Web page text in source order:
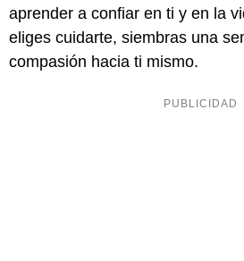
aprender a confiar en ti y en la
eliges cuidarte, siembras una
compasión hacia ti mismo.